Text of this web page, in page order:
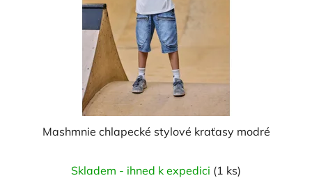
Mashmnie chlapecké stylové kraťasy modré
Skladem - ihned k expedici (1 ks)